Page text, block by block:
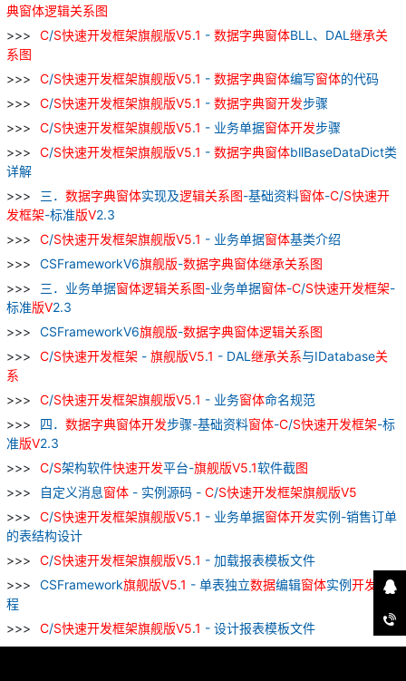
典窗体逻辑关系图
C/S快速开发框架旗舰版V5.1 - 数据字典窗体BLL、DAL 继承关
系图
C/S快速开发框架旗舰版V5.1 - 数据字典窗体编写窗体的代码
C/S快速开发框架旗舰版V5.1 - 数据字典窗开发步骤
C/S快速开发框架旗舰版V5.1 - 业务单据窗体开发步骤
C/S快速开发框架旗舰版V5.1 - 数据字典窗体bllBaseDataDict类
详解
三． 数据字典窗体实现及逻辑关系图-基础资料窗体-C/S快速开
发框架-标准版V2.3
C/S快速开发框架旗舰版V5.1 - 业务单据窗体基类介绍
CSFrameworkV6旗舰版-数据字典窗体继承关系图
三．业务单据窗体逻辑关系图-业务单据窗体-C/S快速开发框架-
标准版V2.3
CSFrameworkV6旗舰版-数据字典窗体逻辑关系图
C/S快速开发框架 - 旗舰版V5.1 - DAL 继承关系与IDatabase关
系
C/S快速开发框架旗舰版V5.1 - 业务窗体命名规范
四． 数据字典窗体开发步骤-基础资料窗体-C/S快速开发框架-标
准版V2.3
C/S架构软件快速开发平台-旗舰版V5.1软件截图
自定义消息窗体 - 实例源码 - C/S快速开发框架旗舰版V5
C/S快速开发框架旗舰版V5.1 - 业务单据窗体开发实例-销售订单
的表结构设计
C/S快速开发框架旗舰版V5.1 - 加载报表模板文件
CSFramework旗舰版V5.1 - 单表独立数据编辑窗体实例开发
教
程
C/S快速开发框架旗舰版V5.1 - 设计报表模板文件